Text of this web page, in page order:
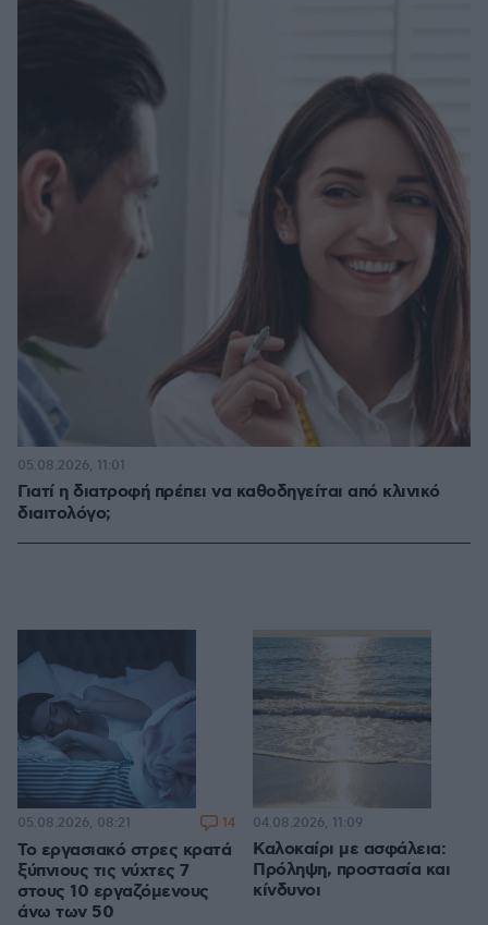
Γιατί η διατροφή πρέπει να καθοδηγείται από κλινικό
διαιτολόγο;
05.08.2026, 11:01
Το εργασιακό στρες κρατά
ξύπνιους τις νύχτες 7
στους 10 εργαζόμενους
άνω των 50
05.08.2026, 08:21 14
Καλοκαίρι με ασφάλεια:
Πρόληψη, προστασία και
κίνδυνοι
04.08.2026, 11:09